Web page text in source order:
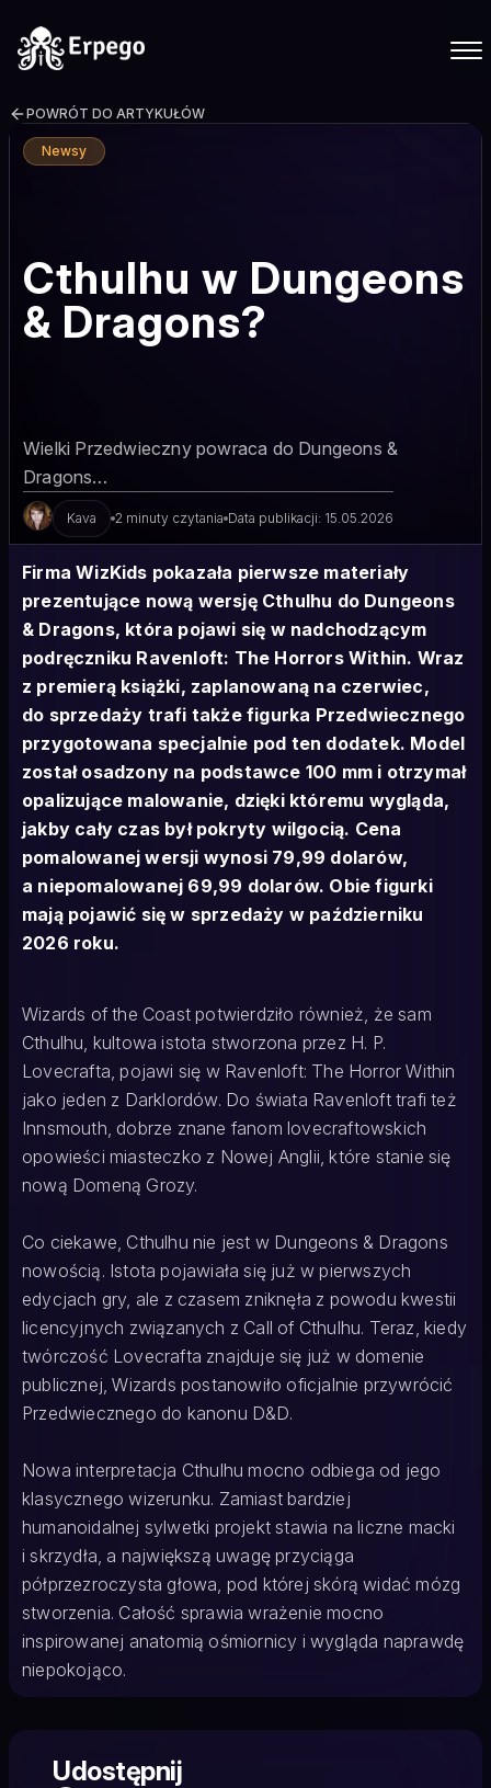
POWRÓT DO ARTYKUŁÓW
Newsy
Cthulhu w Dungeons
& Dragons?
Wielki Przedwieczny powraca do Dungeons &
Dragons…
Kava 2 minuty czytania Data publikacji: 15.05.2026
Firma WizKids pokazała pierwsze materiały
prezentujące nową wersję Cthulhu do Dungeons
& Dragons, która pojawi się w nadchodzącym
podręczniku Ravenloft: The Horrors Within. Wraz
z premierą książki, zaplanowaną na czerwiec,
do sprzedaży trafi także figurka Przedwiecznego
przygotowana specjalnie pod ten dodatek. Model
został osadzony na podstawce 100 mm i otrzymał
opalizujące malowanie, dzięki któremu wygląda,
jakby cały czas był pokryty wilgocią. Cena
pomalowanej wersji wynosi 79,99 dolarów,
a niepomalowanej 69,99 dolarów. Obie figurki
mają pojawić się w sprzedaży w październiku
2026 roku.
Wizards of the Coast potwierdziło również, że sam
Cthulhu, kultowa istota stworzona przez H. P.
Lovecrafta, pojawi się w Ravenloft: The Horror Within
jako jeden z Darklordów. Do świata Ravenloft trafi też
Innsmouth, dobrze znane fanom lovecraftowskich
opowieści miasteczko z Nowej Anglii, które stanie się
nową Domeną Grozy.
Co ciekawe, Cthulhu nie jest w Dungeons & Dragons
nowością. Istota pojawiała się już w pierwszych
edycjach gry, ale z czasem zniknęła z powodu kwestii
licencyjnych związanych z Call of Cthulhu. Teraz, kiedy
twórczość Lovecrafta znajduje się już w domenie
publicznej, Wizards postanowiło oficjalnie przywrócić
Przedwiecznego do kanonu D&D.
Nowa interpretacja Cthulhu mocno odbiega od jego
klasycznego wizerunku. Zamiast bardziej
humanoidalnej sylwetki projekt stawia na liczne macki
i skrzydła, a największą uwagę przyciąga
półprzezroczysta głowa, pod której skórą widać mózg
stworzenia. Całość sprawia wrażenie mocno
inspirowanej anatomią ośmiornicy i wygląda naprawdę
niepokojąco.
Udostępnij